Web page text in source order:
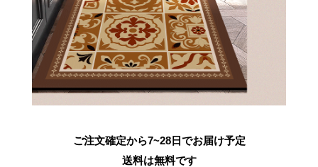
ご注文確定から7~28日でお届け予定
送料は無料です